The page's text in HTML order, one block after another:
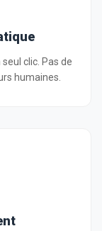
clic. Pas de
humaines.